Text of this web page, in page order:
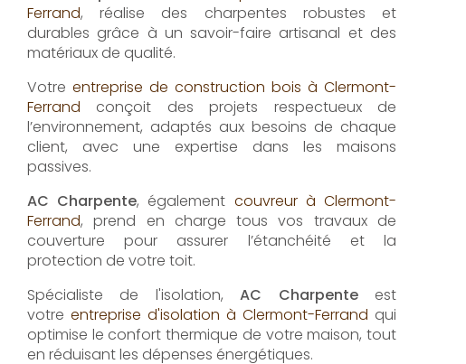
Ferrand, réalise des charpentes robustes et
durables grâce à un savoir-faire artisanal et des
matériaux de qualité.
Votre entreprise de construction bois à Clermont-
Ferrand conçoit des projets respectueux de
l’environnement, adaptés aux besoins de chaque
client, avec une expertise dans les maisons
passives.
AC Charpente, également couvreur à Clermont-
Ferrand, prend en charge tous vos travaux de
couverture pour assurer l’étanchéité et la
protection de votre toit.
Spécialiste de l'isolation,AC Charpenteest
votre entreprise d'isolation à Clermont-Ferrand qui
optimise le confort thermique de votre maison, tout
en réduisant les dépenses énergétiques.